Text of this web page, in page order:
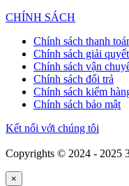
CHÍNH SÁCH
Chính sách thanh
Chính sách giải
Chính sách vận
Chính sách đổi trả
Chính sách kiểm
Chính sách bảo mật
Kết nối với chúng tôi
Copyrights © 2024 - 2025
×